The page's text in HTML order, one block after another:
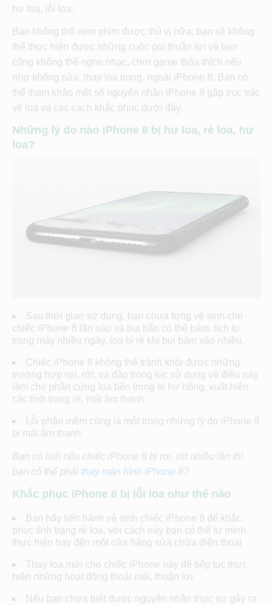
hư loa, lỗi loa.
Bạn không thể xem phim được thú vị nữa, bạn sẽ không
thể thực hiện được những cuộc gọi thuận lợi và bạn
cũng không thể nghe nhạc, chơi game thỏa thích nếu
như không sửa, thay loa trong, ngoài iPhone 8. Bạn có
thể tham khảo một số nguyên nhân iPhone 8 gặp trục trặc
về loa và các cách khắc phục dưới đây.
Những lý do nào iPhone 8 bị hư loa, rè loa, hư
loa?
Sau thời gian sử dụng, bạn chưa từng vệ sinh cho
chiếc iPhone 8 lần nào và bụi bẩn có thể bám, tích tụ
trong máy nhiều ngày, loa bị rè khi bụi bám vào nhiều.
Chiếc iPhone 8 không thể tránh khỏi được những
trường hợp rơi, rớt, va đập trong lúc sử dụng và điều này
làm cho phần cứng loa bên trong bị hư hỏng, xuất hiện
các tình trạng rè, mất âm thanh
Lỗi phần mềm cũng là một trong những lý do iPhone 8
bị mất âm thanh
Bạn có biết nếu chiếc iPhone 8 bị rơi, rớt nhiều lần thì
bạn có thể phải thay màn hình iPhone 8?
Khắc phục iPhone 8 bị lỗi loa như thế nào
Bạn hãy tiến hành vệ sinh chiếc iPhone 8 để khắc
phục tình trạng rè loa, với cách này bạn có thể tự mình
thực hiện hay đến một cửa hàng sửa chữa điện thoại
Thay loa mới cho chiếc iPhone này để tiếp tục thực
hiện những hoạt động thoải mái, thuận lợi
Nếu bạn chưa biết được nguyên nhân thực sự gây ra